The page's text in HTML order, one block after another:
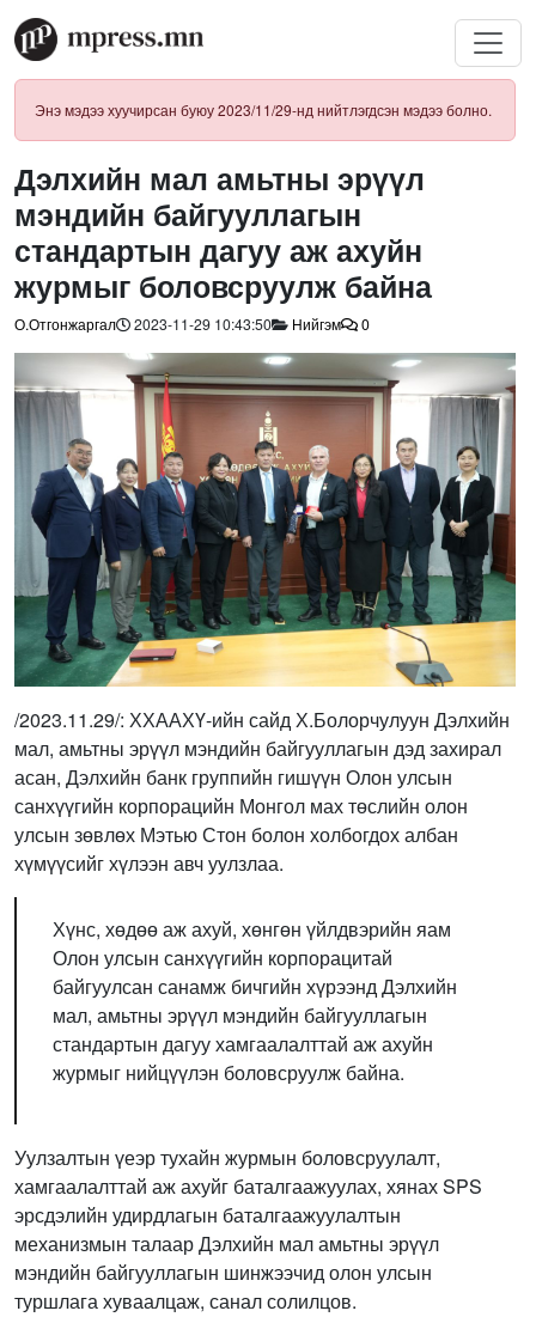
Энэ мэдээ хуучирсан буюу 2023/11/29-нд нийтлэгдсэн мэдээ болно.
Дэлхийн мал амьтны эрүүл
мэндийн байгууллагын
стандартын дагуу аж ахуйн
журмыг боловсруулж байна
О.Отгонжаргал 2023-11-29 10:43:50 Нийгэм 0
/2023.11.29/: ХХААХҮ-ийн сайд Х.Болорчулуун Дэлхийн
мал, амьтны эрүүл мэндийн байгууллагын дэд захирал
асан, Дэлхийн банк группийн гишүүн Олон улсын
санхүүгийн корпорацийн Монгол мах төслийн олон
улсын зөвлөх Мэтью Стон болон холбогдох албан
хүмүүсийг хүлээн авч уулзлаа.
Хүнс, хөдөө аж ахуй, хөнгөн үйлдвэрийн яам
Олон улсын санхүүгийн корпорацитай
байгуулсан санамж бичгийн хүрээнд Дэлхийн
мал, амьтны эрүүл мэндийн байгууллагын
стандартын дагуу хамгаалалттай аж ахуйн
журмыг нийцүүлэн боловсруулж байна.
Уулзалтын үеэр тухайн журмын боловсруулалт,
хамгаалалттай аж ахуйг баталгаажуулах, хянах SPS
эрсдэлийн удирдлагын баталгаажуулалтын
механизмын талаар Дэлхийн мал амьтны эрүүл
мэндийн байгууллагын шинжээчид олон улсын
туршлага хуваалцаж, санал солилцов.